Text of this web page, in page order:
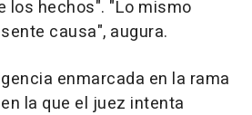
los hechos". "Lo mismo
causa", augura.
enmarcada en la rama
la que el juez intenta